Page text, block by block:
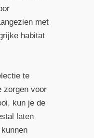
met
habitat
te
zorgen voor
kun je de
laten